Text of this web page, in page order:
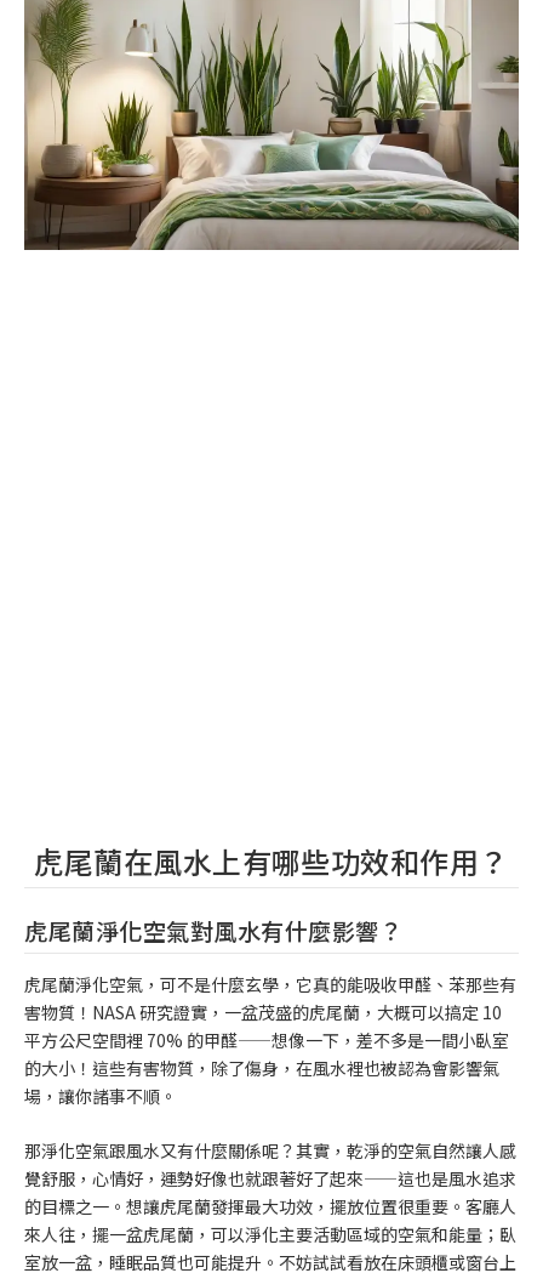
虎尾蘭在風水上有哪些功效和作用？
虎尾蘭淨化空氣對風水有什麼影響？
虎尾蘭淨化空氣，可不是什麼玄學，它真的能吸收甲醛、苯那些有
害物質！NASA 研究證實，一盆茂盛的虎尾蘭，大概可以搞定 10
平方公尺空間裡 70% 的甲醛——想像一下，差不多是一間小臥室
的大小！這些有害物質，除了傷身，在風水裡也被認為會影響氣
場，讓你諸事不順。
那淨化空氣跟風水又有什麼關係呢？其實，乾淨的空氣自然讓人感
覺舒服，心情好，運勢好像也就跟著好了起來——這也是風水追求
的目標之一。想讓虎尾蘭發揮最大功效，擺放位置很重要。客廳人
來人往，擺一盆虎尾蘭，可以淨化主要活動區域的空氣和能量；臥
室放一盆，睡眠品質也可能提升。不妨試試看放在床頭櫃或窗台上